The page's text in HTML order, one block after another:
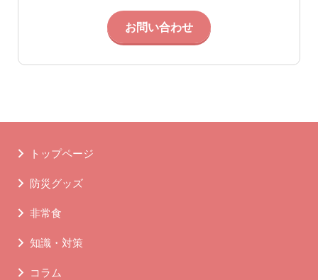
お問い合わせ
トップページ
防災グッズ
非常食
知識・対策
コラム